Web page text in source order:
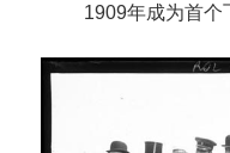
1909年成为首个